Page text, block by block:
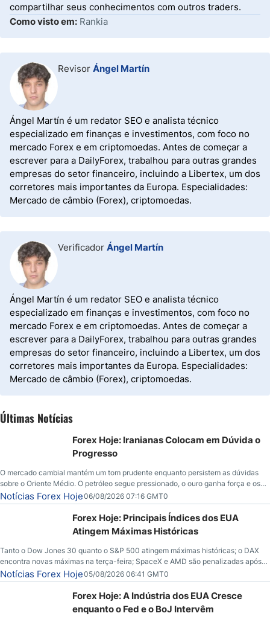
compartilhar seus conhecimentos com outros traders.
Como visto em: Rankia
Revisor Ángel Martín
Ángel Martín é um redator SEO e analista técnico
especializado em finanças e investimentos, com foco no
mercado Forex e em criptomoedas. Antes de começar a
escrever para a DailyForex, trabalhou para outras grandes
empresas do setor financeiro, incluindo a Libertex, um dos
corretores mais importantes da Europa. Especialidades:
Mercado de câmbio (Forex), criptomoedas.
Verificador Ángel Martín
Ángel Martín é um redator SEO e analista técnico
especializado em finanças e investimentos, com foco no
mercado Forex e em criptomoedas. Antes de começar a
escrever para a DailyForex, trabalhou para outras grandes
empresas do setor financeiro, incluindo a Libertex, um dos
corretores mais importantes da Europa. Especialidades:
Mercado de câmbio (Forex), criptomoedas.
Últimas Notícias
Forex Hoje: Iranianas Colocam em Dúvida o
Progresso
O mercado cambial mantém um tom prudente enquanto persistem as dúvidas
sobre o Oriente Médio. O petróleo segue pressionado, o ouro ganha força e os
investidores aguardam novos indicadores econômicos dos Estados Unidos.
Notícias Forex Hoje06/08/2026 07:16 GMT0
Forex Hoje: Principais Índices dos EUA
Atingem Máximas Históricas
Tanto o Dow Jones 30 quanto o S&P 500 atingem máximas históricas; o DAX
encontra novas máximas na terça-feira; SpaceX e AMD são penalizadas após
chamadas de lucros; o petróleo bruto cai abaixo de $80 com novas esperanças;
o dólar americano continua tentando se estabilizar em relação ao iene; o peso
mexicano vê uma alta à medida que as taxas caem nos EUA.
Notícias Forex Hoje05/08/2026 06:41 GMT0
Forex Hoje: A Indústria dos EUA Cresce
enquanto o Fed e o BoJ Intervêm